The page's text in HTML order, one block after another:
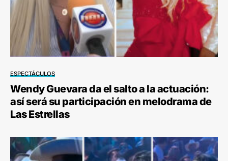
ESPECTÁCULOS
Wendy Guevara da el salto a la actuación:
así será su participación en melodrama de
Las Estrellas